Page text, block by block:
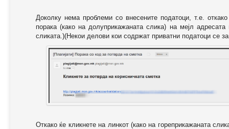
Доколку нема проблеми со внесените податоци, т.е.
порака (како на долуприкажаната слика) на мејл
сликата.)(Некои делови кои содржат приватни податоци се
Откако ќе кликнете на линкот (како на гореприкажаната